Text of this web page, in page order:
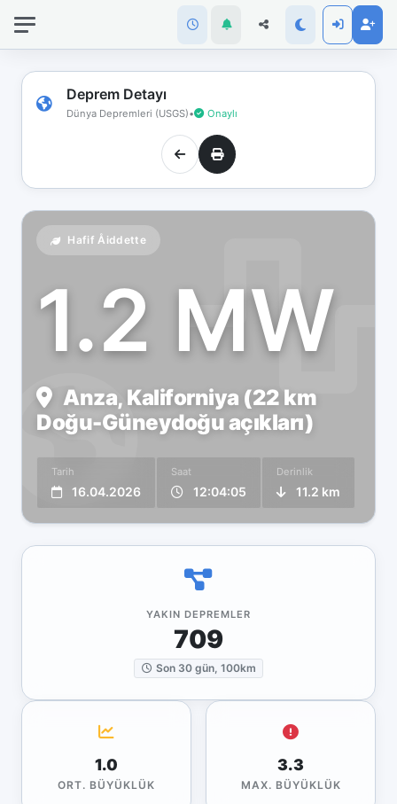
Deprem Detayı
Dünya Depremleri (USGS)• Onaylı
Hafif Åiddette
1.2 MW
Anza, Kaliforniya (22 km
Doğu-Güneydoğu açıkları)
Tarih
16.04.2026
Saat
12:04:05
Derinlik
11.2 km
YAKIN DEPREMLER
709
Son 30 gün, 100km
1.0
ORT. BÜYÜKLÜK
3.3
MAX. BÜYÜKLÜK
bağlantınız
koptu!
Çevrimdışı
moddasınız.